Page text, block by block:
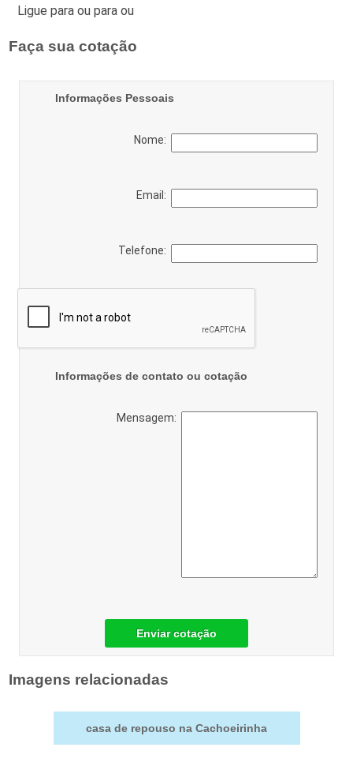
Ligue paraou paraou
Faça sua cotação
Informações Pessoais
Nome:
Email:
Telefone:
Informações de contato ou cotação
Mensagem:
Enviar cotação
Imagens relacionadas
casa de repouso na Cachoeirinha